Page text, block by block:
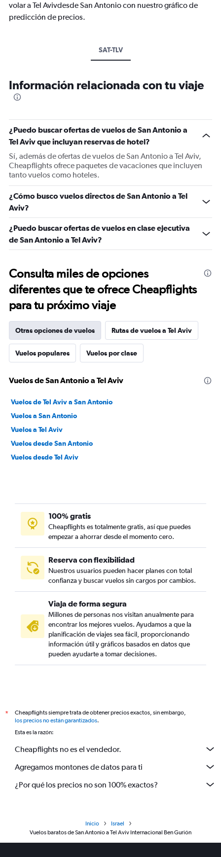
volar a Tel Avivdesde San Antonio con nuestro gráfico de
predicción de precios.
SAT-TLV
Información relacionada con tu viaje
¿Puedo buscar ofertas de vuelos de San Antonio a
Tel Aviv que incluyan reservas de hotel?
Sí, además de ofertas de vuelos de San Antonio a Tel Aviv,
Cheapflights ofrece paquetes de vacaciones que incluyen
tanto vuelos como hoteles.
¿Cómo busco vuelos directos de San Antonio a Tel
Aviv?
¿Puedo buscar ofertas de vuelos en clase ejecutiva
de San Antonio a Tel Aviv?
Consulta miles de opciones
diferentes que te ofrece Cheapflights
para tu próximo viaje
Otras opciones de vuelos Rutas de vuelos a Tel Aviv
Vuelos populares Vuelos por clase
Vuelos de San Antonio a Tel Aviv
Vuelos de Tel Aviv a San Antonio
Vuelos a San Antonio
Vuelos a Tel Aviv
Vuelos desde San Antonio
Vuelos desde Tel Aviv
100% gratis
Cheapflights es totalmente gratis, así que puedes
empezar a ahorrar desde el momento cero.
Reserva con flexibilidad
Nuestros usuarios pueden hacer planes con total
confianza y buscar vuelos sin cargos por cambios.
Viaja de forma segura
Millones de personas nos visitan anualmente para
encontrar los mejores vuelos. Ayudamos a que la
planificación de viajes sea fácil, proporcionando
información útil y gráficos basados en datos que
pueden ayudarte a tomar decisiones.
*
Cheapflights siempre trata de obtener precios exactos, sin embargo,
los precios no están garantizados.
Esta es la razón:
Cheapflights no es el vendedor.
Agregamos montones de datos para ti
¿Por qué los precios no son 100% exactos?
Inicio
Israel
Vuelos baratos de San Antonio a Tel Aviv Internacional Ben Gurión